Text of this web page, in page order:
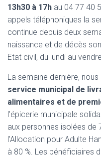
13h30 à 17h au 04 77 40
appels téléphoniques la
continue depuis deux
naissance et de décès
Etat civil, du lundi au
La semaine dernière,
service municipal de
alimentaires et de
l’épicerie municipale
aux personnes isolées de
l’Allocation pour Adulte
à 80 %. Les bénéficiaires